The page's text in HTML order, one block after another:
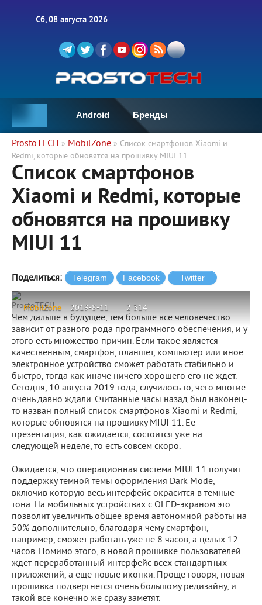
Сб, 08 августа 2026
Android Бренды
ProstoTECH » MobilZone » Список смартфонов Xiaomi и
Redmi, которые обновятся на прошивку MIUI 11
Список смартфонов
Xiaomi и Redmi, которые
обновятся на прошивку
MIUI 11
Поделиться:
MobilZone 2019-8-11 2 314
ProstoTECH
Чем дальше в будущее, тем больше все человечество
зависит от разного рода программного обеспечения, и у
этого есть множество причин. Если такое является
качественным, смартфон, планшет, компьютер или иное
электронное устройство сможет работать стабильно и
быстро, тогда как иначе ничего хорошего его не ждет.
Сегодня, 10 августа 2019 года, случилось то, чего многие
очень давно ждали. Считанные часы назад был наконец-
то назван полный список смартфонов Xiaomi и Redmi,
которые обновятся на прошивку MIUI 11. Ее
презентация, как ожидается, состоится уже на
следующей неделе, то есть совсем скоро.
Ожидается, что операционная система MIUI 11 получит
поддержку темной темы оформления Dark Mode,
включив которую весь интерфейс окрасится в темные
тона. На мобильных устройствах с OLED-экраном это
позволит увеличить общее время автономной работы на
50% дополнительно, благодаря чему смартфон,
например, сможет работать уже не 8 часов, а целых 12
часов. Помимо этого, в новой прошивке пользователей
ждет переработанный интерфейс всех стандартных
приложений, а еще новые иконки. Проще говоря, новая
прошивка подвергнется очень большому редизайну, и
такой все конечно же сразу заметят.